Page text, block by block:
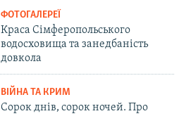
ФОТОГАЛЕРЕЇ
Краса Сімферопольського
водосховища та занедбаність
довкола
ВІЙНА ТА КРИМ
Сорок днів, сорок ночей. Про